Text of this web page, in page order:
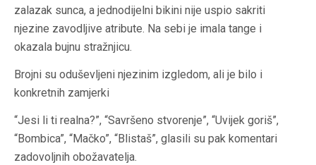
zalazak sunca, a jednodijelni bikini nije uspio sakriti
njezine zavodljive atribute. Na sebi je imala tange i
okazala bujnu stražnjicu.
Brojni su oduševljeni njezinim izgledom, ali je bilo i
konkretnih zamjerki
“Jesi li ti realna?”, “Savršeno stvorenje”, “Uvijek goriš”,
“Bombica”, “Mačko”, “Blistaš”, glasili su pak komentari
zadovoljnih obožavatelja.